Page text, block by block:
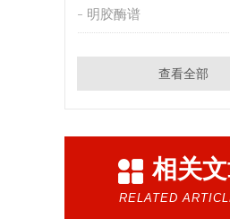
明胶酶谱
查看全部
相关
RELATED